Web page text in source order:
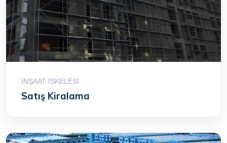
İNŞAAT İSKELESI
Satış Kiralama